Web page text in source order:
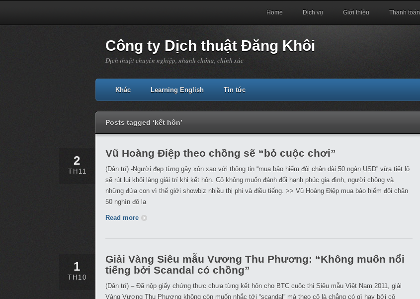
Home Dịch vụ Giới thiệu Thanh toán
Công ty Dịch thuật Đăng Khôi
Dịch thuật chuyên nghiệp, nhanh chóng, chính xác
Khác Learning English Tin tức
Posts tagged ‘kết hôn’
2
TH11
Vũ Hoàng Điệp theo chồng sẽ “bỏ cuộc chơi”
(Dân trí) -Người đẹp từng gây xôn xao với thông tin “mua bảo hiểm đôi chân dài 50 ngàn USD” vừa tiết lộ
sẽ rút lui khỏi làng giải trí khi kết hôn. Cô không muốn đánh đổi hạnh phúc gia đình, người chồng và
những đứa con vì thế giới showbiz nhiều thị phi và điều tiếng. >> Vũ Hoàng Điệp mua bảo hiểm đôi chân
50 nghìn đô la
Read more
1
TH10
Giải Vàng Siêu mẫu Vương Thu Phương: “Không muốn nổi
tiếng bởi Scandal có chồng”
(Dân trí) – Đã nộp giấy chứng thực chưa từng kết hôn cho BTC cuộc thi Siêu mẫu Việt Nam 2011, giải
Vàng Vương Thu Phương không còn muốn nhắc tới “scandal” mà theo cô là chẳng có gì hay bởi cô